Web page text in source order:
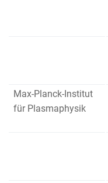
Max-Planck-Institut
für Plasmaphysik